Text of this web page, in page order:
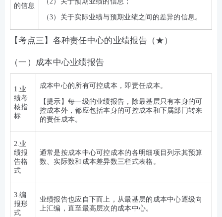
的信息
（3）关于实际业绩与预期业绩之间的差异的信息。
【考点三】各种责任中心的业绩报告（★）
（一）成本中心业绩报告
1.业
绩考
核指
标
成本中心的所有可控成本，即责任成本。
【提示】每一级的业绩报告，除最基层只有本身的可
控成本外，都应包括本身的可控成本和下属部门转来
的责任成本。
2.业
绩报
告格
式
通常是按成本中心可控成本的各明细项目列示其预算
数、实际数和成本差异数三栏式表格。
3.编
报形
式
业绩报告也应自下而上，从最基层的成本中心逐级向
上汇编，直至最高层次的成本中心。